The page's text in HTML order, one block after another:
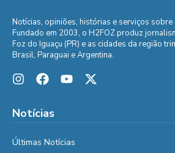
Notícias, opiniões, histórias e serviços sobre
Fundado em 2003, o H2FOZ produz
Foz do Iguaçu (PR) e as cidades da região
Brasil, Paraguai e Argentina.
Notícias
Últimas Notícias